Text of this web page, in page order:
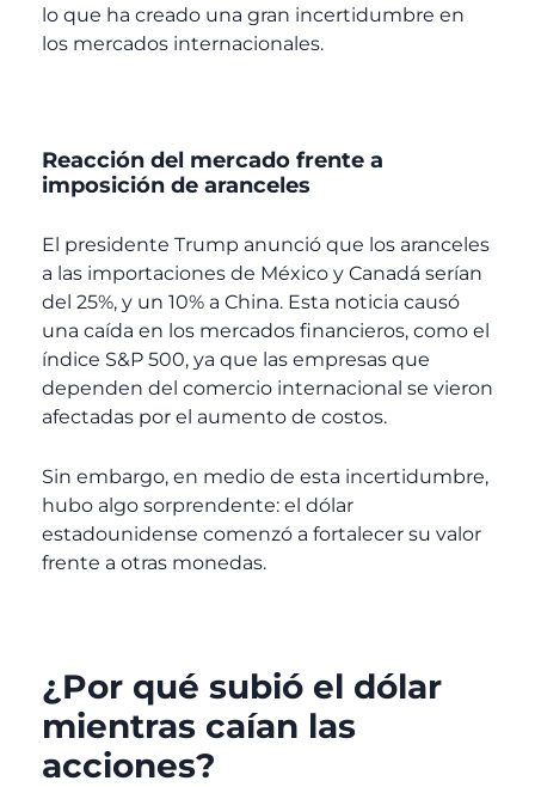
lo que ha creado una gran incertidumbre en
los mercados internacionales.
Reacción del mercado frente a
imposición de aranceles
El presidente Trump anunció que los aranceles
a las importaciones de México y Canadá serían
del 25%, y un 10% a China. Esta noticia causó
una caída en los mercados financieros, como el
índice S&P 500, ya que las empresas que
dependen del comercio internacional se vieron
afectadas por el aumento de costos.
Sin embargo, en medio de esta incertidumbre,
hubo algo sorprendente: el dólar
estadounidense comenzó a fortalecer su valor
frente a otras monedas.
¿Por qué subió el dólar
mientras caían las
acciones?